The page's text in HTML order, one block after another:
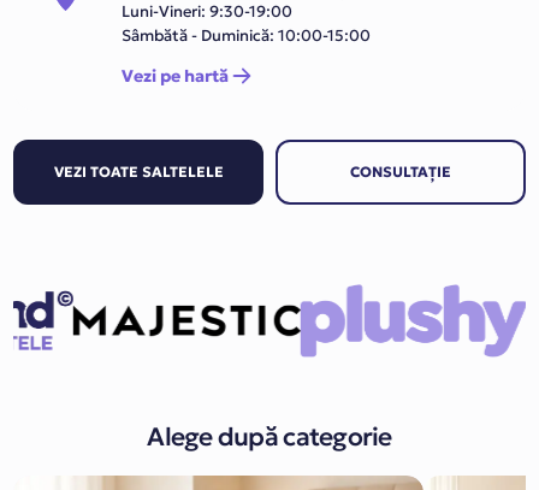
Luni-Vineri: 9:30-19:00
Sâmbătă - Duminică: 10:00-15:00
Vezi pe hartă
VEZI TOATE SALTELELE CONSULTAȚIE
Alege după categorie